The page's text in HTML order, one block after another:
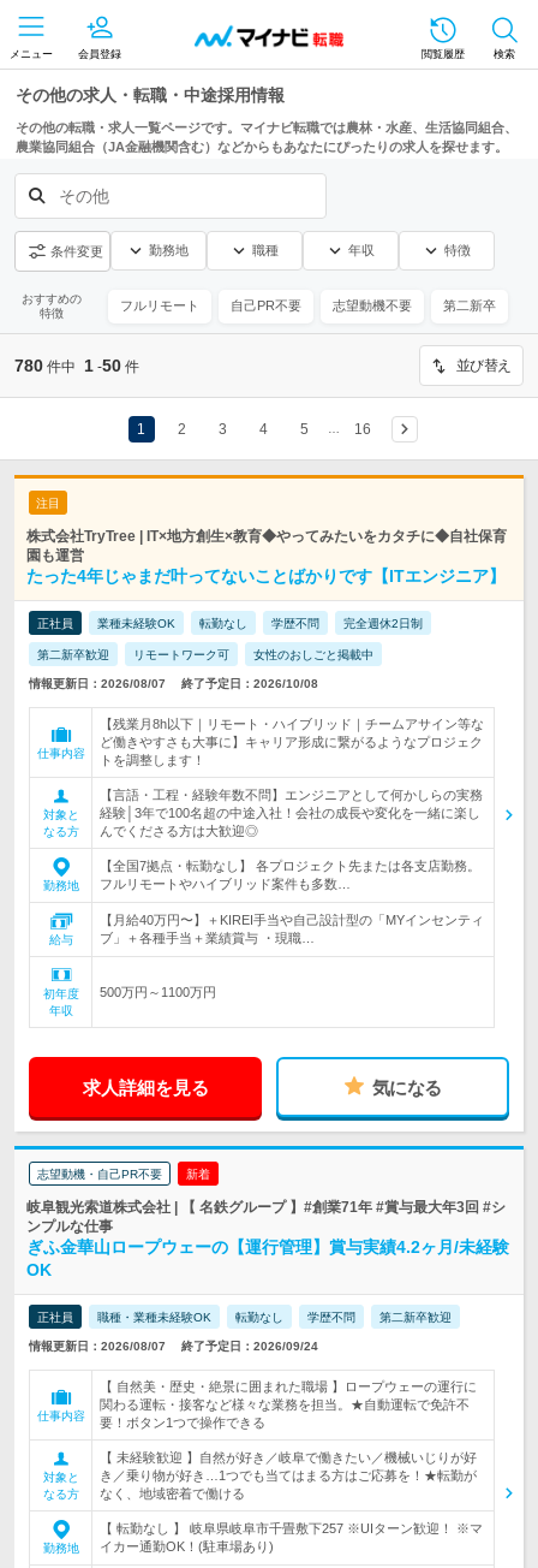
メニュー 会員登録 閲覧履歴 検索
その他の求人・転職・中途採用情報
その他の転職・求人一覧ページです。マイナビ転職では農林・水産、生活協同組合、
農業協同組合（JA金融機関含む）などからもあなたにぴったりの求人を探せます。
その他
条件変更 勤務地 職種 年収 特徴
おすすめの
特徴
フルリモート 自己PR不要 志望動機不要 第二新卒
780 件中 1 -50 件 並び替え
1 2 3 4 5 16
注目
株式会社TryTree | IT×地方創生×教育◆やってみたいをカタチに◆自社保育
園も運営
たった4年じゃまだ叶ってないことばかりです【ITエンジニア】
正社員 業種未経験OK 転勤なし 学歴不問 完全週休2日制
第二新卒歓迎 リモートワーク可 女性のおしごと掲載中
情報更新日：2026/08/07 終了予定日：2026/10/08
仕事内容
【残業月8h以下｜リモート・ハイブリッド｜チームアサイン等な
ど働きやすさも大事に】キャリア形成に繋がるようなプロジェク
トを調整します！
対象と
なる方
【言語・工程・経験年数不問】エンジニアとして何かしらの実務
経験│3年で100名超の中途入社！会社の成長や変化を一緒に楽し
んでくださる方は大歓迎◎
勤務地
【全国7拠点・転勤なし】 各プロジェクト先または各支店勤務。
フルリモートやハイブリッド案件も多数…
給与
【月給40万円〜】＋KIREI手当や自己設計型の「MYインセンティ
ブ」＋各種手当＋業績賞与 ・現職…
初年度
年収
500万円～1100万円
求人詳細を見る 気になる
志望動機・自己PR不要 新着
岐阜観光索道株式会社 | 【 名鉄グループ 】#創業71年 #賞与最大年3回 #シ
ンプルな仕事
ぎふ金華山ロープウェーの【運行管理】賞与実績4.2ヶ月/未経験
OK
正社員 職種・業種未経験OK 転勤なし 学歴不問 第二新卒歓迎
情報更新日：2026/08/07 終了予定日：2026/09/24
仕事内容
【 自然美・歴史・絶景に囲まれた職場 】ロープウェーの運行に
関わる運転・接客など様々な業務を担当。★自動運転で免許不
要！ボタン1つで操作できる
対象と
なる方
【 未経験歓迎 】自然が好き／岐阜で働きたい／機械いじりが好
き／乗り物が好き…1つでも当てはまる方はご応募を！★転勤が
なく、地域密着で働ける
勤務地
【 転勤なし 】 岐阜県岐阜市千畳敷下257 ※UIターン歓迎！ ※マ
イカー通勤OK！(駐車場あり)